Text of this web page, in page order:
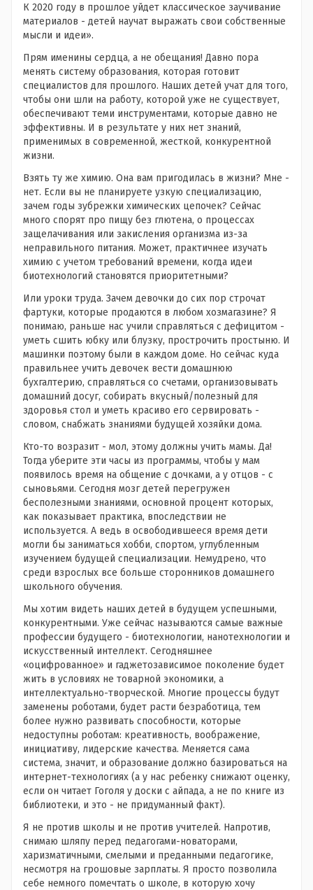
К 2020 году в прошлое уйдет классическое заучивание
материалов - детей научат выражать свои собственные
мысли и идеи».
Прям именины сердца, а не обещания! Давно пора
менять систему образования, которая готовит
специалистов для прошлого. Наших детей учат для того,
чтобы они шли на работу, которой уже не существует,
обеспечивают теми инструментами, которые давно не
эффективны. И в результате у них нет знаний,
применимых в современной, жесткой, конкурентной
жизни.
Взять ту же химию. Она вам пригодилась в жизни? Мне -
нет. Если вы не планируете узкую специализацию,
зачем годы зубрежки химических цепочек? Сейчас
много спорят про пищу без глютена, о процессах
защелачивания или закисления организма из-за
неправильного питания. Может, практичнее изучать
химию с учетом требований времени, когда идеи
биотехнологий становятся приоритетными?
Или уроки труда. Зачем девочки до сих пор строчат
фартуки, которые продаются в любом хозмагазине? Я
понимаю, раньше нас учили справляться с дефицитом -
уметь сшить юбку или блузку, прострочить простыню. И
машинки поэтому были в каждом доме. Но сейчас куда
правильнее учить девочек вести домашнюю
бухгалтерию, справляться со счетами, организовывать
домашний досуг, собирать вкусный/полезный для
здоровья стол и уметь красиво его сервировать -
словом, снабжать знаниями будущей хозяйки дома.
Кто-то возразит - мол, этому должны учить мамы. Да!
Тогда уберите эти часы из программы, чтобы у мам
появилось время на общение с дочками, а у отцов - с
сыновьями. Сегодня мозг детей перегружен
бесполезными знаниями, основной процент которых,
как показывает практика, впоследствии не
используется. А ведь в освободившееся время дети
могли бы заниматься хобби, спортом, углубленным
изучением будущей специализации. Немудрено, что
среди взрослых все больше сторонников домашнего
школьного обучения.
Мы хотим видеть наших детей в будущем успешными,
конкурентными. Уже сейчас называются самые важные
профессии будущего - биотехнологии, нанотехнологии и
искусственный интеллект. Сегодняшнее
«оцифрованное» и гаджетозависимое поколение будет
жить в условиях не товарной экономики, а
интеллектуально-творческой. Многие процессы будут
заменены роботами, будет расти безработица, тем
более нужно развивать способности, которые
недоступны роботам: креативность, воображение,
инициативу, лидерские качества. Меняется сама
система, значит, и образование должно базироваться на
интернет-технологиях (а у нас ребенку снижают оценку,
если он читает Гоголя у доски с айпада, а не по книге из
библиотеки, и это - не придуманный факт).
Я не против школы и не против учителей. Напротив,
снимаю шляпу перед педагогами-новаторами,
харизматичными, смелыми и преданными педагогике,
несмотря на грошовые зарплаты. Я просто позволила
себе немного помечтать о школе, в которую хочу